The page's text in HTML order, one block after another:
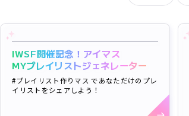
IWSF開催記念！アイマス
MYプレイリストジェネレーター
#プレイリスト作りマス であなただけのプレ
イリストをシェアしよう！